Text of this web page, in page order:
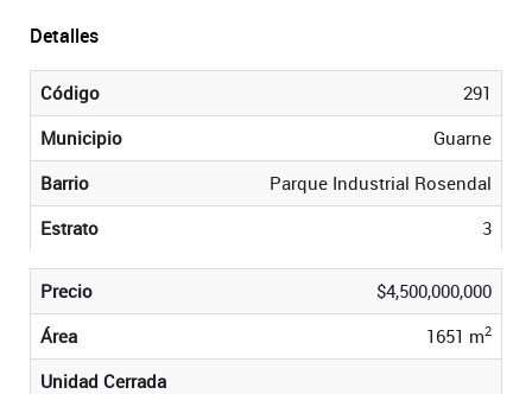
Detalles
Código
291
Municipio
Guarne
Barrio
Parque Industrial Rosendal
Estrato
3
Precio
$4,500,000,000
Área
1651 m2
Unidad Cerrada